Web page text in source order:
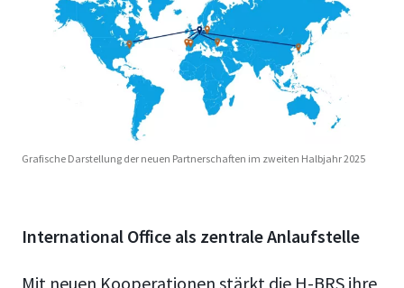
Grafische Darstellung der neuen Partnerschaften im zweiten Halbjahr 2025
International Office als zentrale Anlaufstelle
Mit neuen Kooperationen stärkt die H-BRS ihre